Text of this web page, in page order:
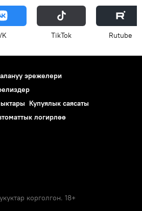
ТikТоk Rutube
эрежелери
Купуялык саясаты
логирлөө
корголгон. 18+